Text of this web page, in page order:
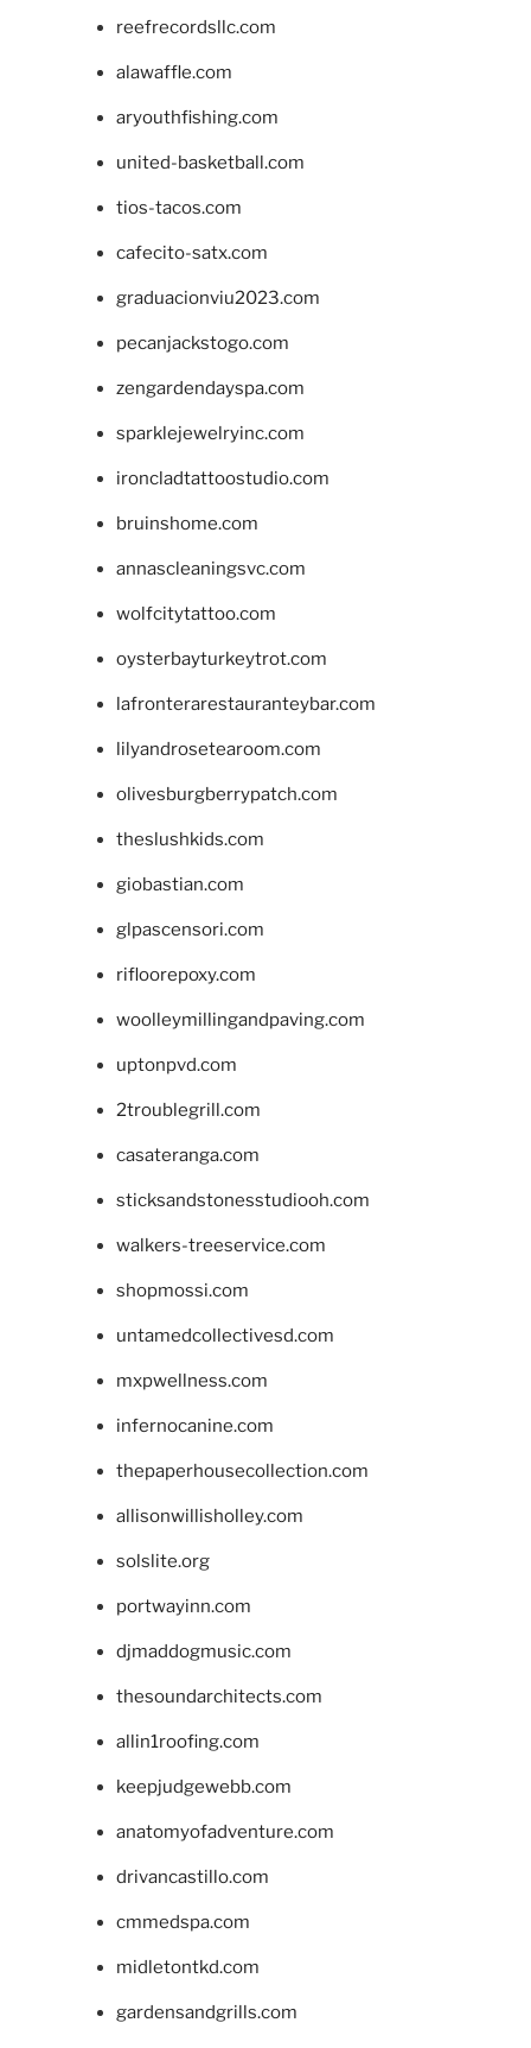
reefrecordsllc.com
alawaffle.com
aryouthfishing.com
united-basketball.com
tios-tacos.com
cafecito-satx.com
graduacionviu2023.com
pecanjackstogo.com
zengardendayspa.com
sparklejewelryinc.com
ironcladtattoostudio.com
bruinshome.com
annascleaningsvc.com
wolfcitytattoo.com
oysterbayturkeytrot.com
lafronterarestauranteybar.com
lilyandrosetearoom.com
olivesburgberrypatch.com
theslushkids.com
giobastian.com
glpascensori.com
rifloorepoxy.com
woolleymillingandpaving.com
uptonpvd.com
2troublegrill.com
casateranga.com
sticksandstonesstudiooh.com
walkers-treeservice.com
shopmossi.com
untamedcollectivesd.com
mxpwellness.com
infernocanine.com
thepaperhousecollection.com
allisonwillisholley.com
solslite.org
portwayinn.com
djmaddogmusic.com
thesoundarchitects.com
allin1roofing.com
keepjudgewebb.com
anatomyofadventure.com
drivancastillo.com
cmmedspa.com
midletontkd.com
gardensandgrills.com